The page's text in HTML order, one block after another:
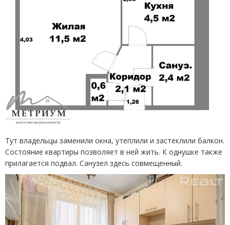
Тут владельцы заменили окна, утеплили и застеклили балкон.
Состояние квартиры позволяет в ней жить. К однушке также
прилагается подвал. Санузел здесь совмещенный.